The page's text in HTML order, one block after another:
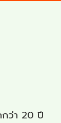
กว่า 20 ปี